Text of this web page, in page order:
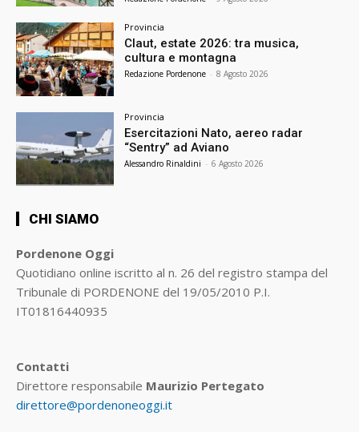
Provincia
Claut, estate 2026: tra musica,
cultura e montagna
Redazione Pordenone - 8 Agosto 2026
Provincia
Esercitazioni Nato, aereo radar
“Sentry” ad Aviano
Alessandro Rinaldini - 6 Agosto 2026
CHI SIAMO
Pordenone Oggi
Quotidiano online iscritto al n. 26 del registro stampa del
Tribunale di PORDENONE del 19/05/2010 P.I.
IT01816440935
Contatti
Direttore responsabile Maurizio Pertegato
direttore@pordenoneoggi.it